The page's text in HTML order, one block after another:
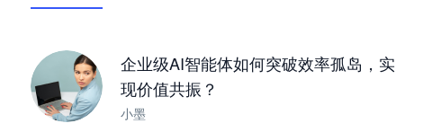
企业级AI智能体如何突破效率孤岛，实
现价值共振？
小墨